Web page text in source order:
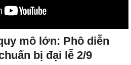
mô lớn: Phô diễn
bị đại lễ 2/9